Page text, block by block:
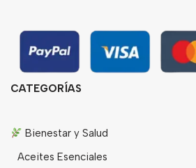
CATEGORÍAS
Bienestar y Salud
Aceites Esenciales